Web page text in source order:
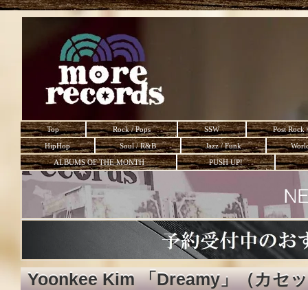
Top Rock / Pops SSW
Post Rock
HipHop
Soul / R&B Jazz / Funk
ALBUMS OF THE MONTH
PUSH UP!
Yoonkee Kim 「Dreamy」（カセ